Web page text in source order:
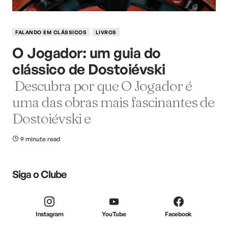
FALANDO EM CLÁSSICOS LIVROS
O Jogador: um guia do
clássico de Dostoiévski
Descubra por que O Jogador é
uma das obras mais fascinantes de
Dostoiévski e
9 minute read
Siga o Clube
Instagram YouTube Facebook